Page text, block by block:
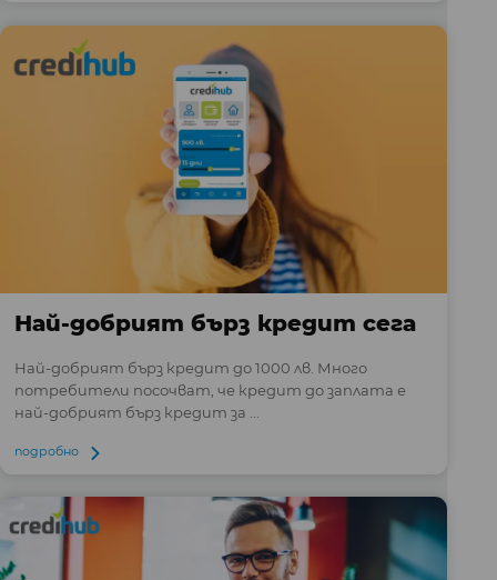
Най-добрият бърз кредит сега
Най-добрият бърз кредит до 1000 лв. Много
потребители посочват, че кредит до заплата е
най-добрият бърз кредит за ...
подробно